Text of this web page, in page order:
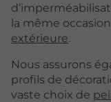
la même
extérieure.
Nous assurons
profils de
vaste choix de